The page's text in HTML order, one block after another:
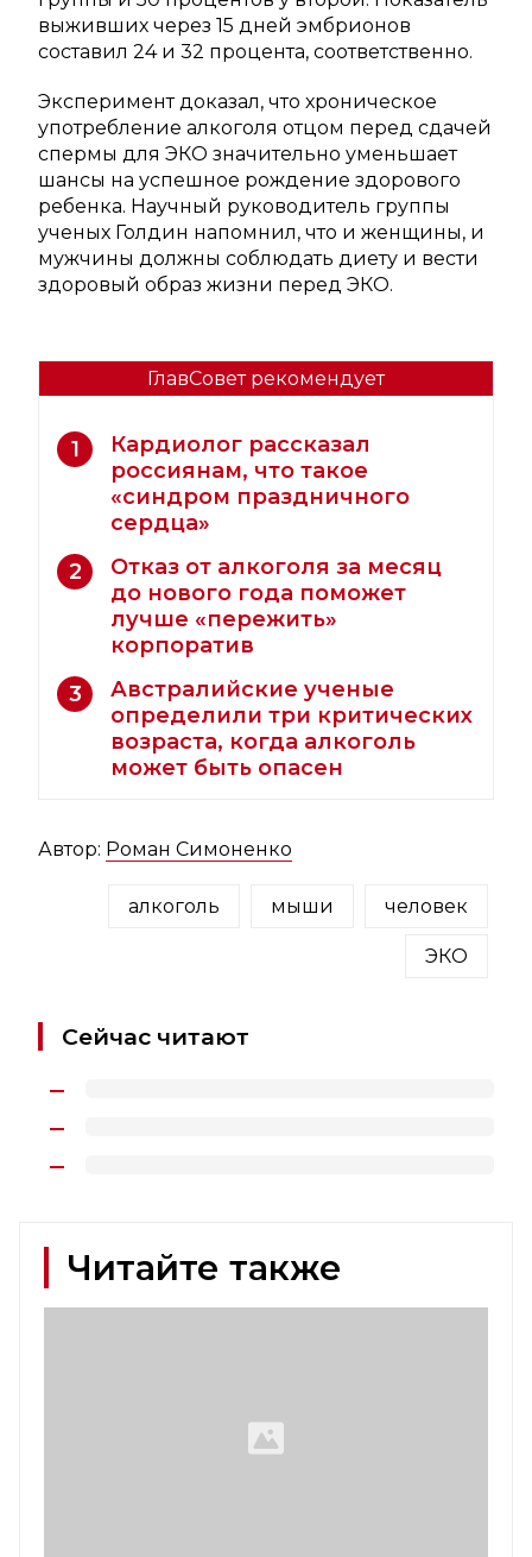
выживших через 15 дней эмбрионов
составил 24 и 32 процента, соответственно.
Эксперимент доказал, что хроническое
употребление алкоголя отцом перед сдачей
спермы для ЭКО значительно уменьшает
шансы на успешное рождение здорового
ребенка. Научный руководитель группы
ученых Голдин напомнил, что и женщины, и
мужчины должны соблюдать диету и вести
здоровый образ жизни перед ЭКО.
ГлавСовет рекомендует
1
Кардиолог рассказал
россиянам, что такое
«синдром праздничного
сердца»
2
Отказ от алкоголя за месяц
до нового года поможет
лучше «пережить»
корпоратив
3
Австралийские ученые
определили три критических
возраста, когда алкоголь
может быть опасен
Автор: Роман Симоненко
алкоголь мыши человек
ЭКО
Сейчас читают
Читайте также